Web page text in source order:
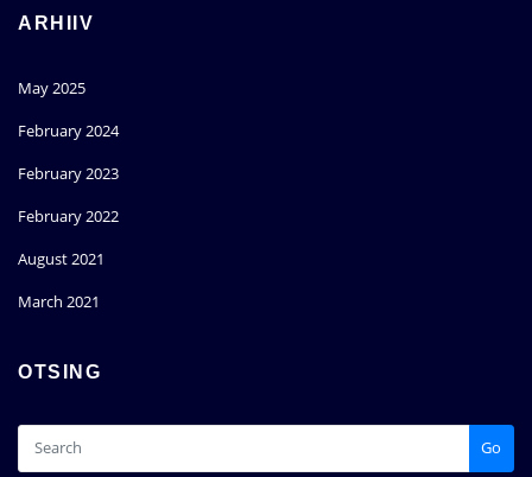
ARHIIV
May 2025
February 2024
February 2023
February 2022
August 2021
March 2021
OTSING
Go